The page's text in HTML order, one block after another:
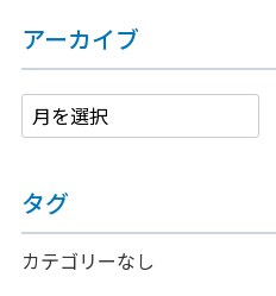
アーカイブ
タグ
カテゴリーなし